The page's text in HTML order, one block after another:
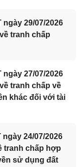
ngày 29/07/2026
tranh chấp
ngày 27/07/2026
tranh chấp về
khác đối với tài
ngày 24/07/2026
tranh chấp hợp
sử dụng đất